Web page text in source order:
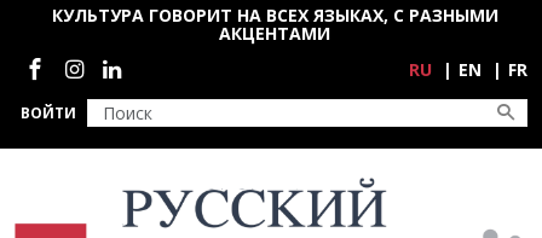
Перейти к основному содержанию
ВОЙТИ
КУЛЬТУРА ГОВОРИТ НА ВСЕХ ЯЗЫКАХ, С РАЗНЫМИ
АКЦЕНТАМИ
Социальные сети
RU EN FR